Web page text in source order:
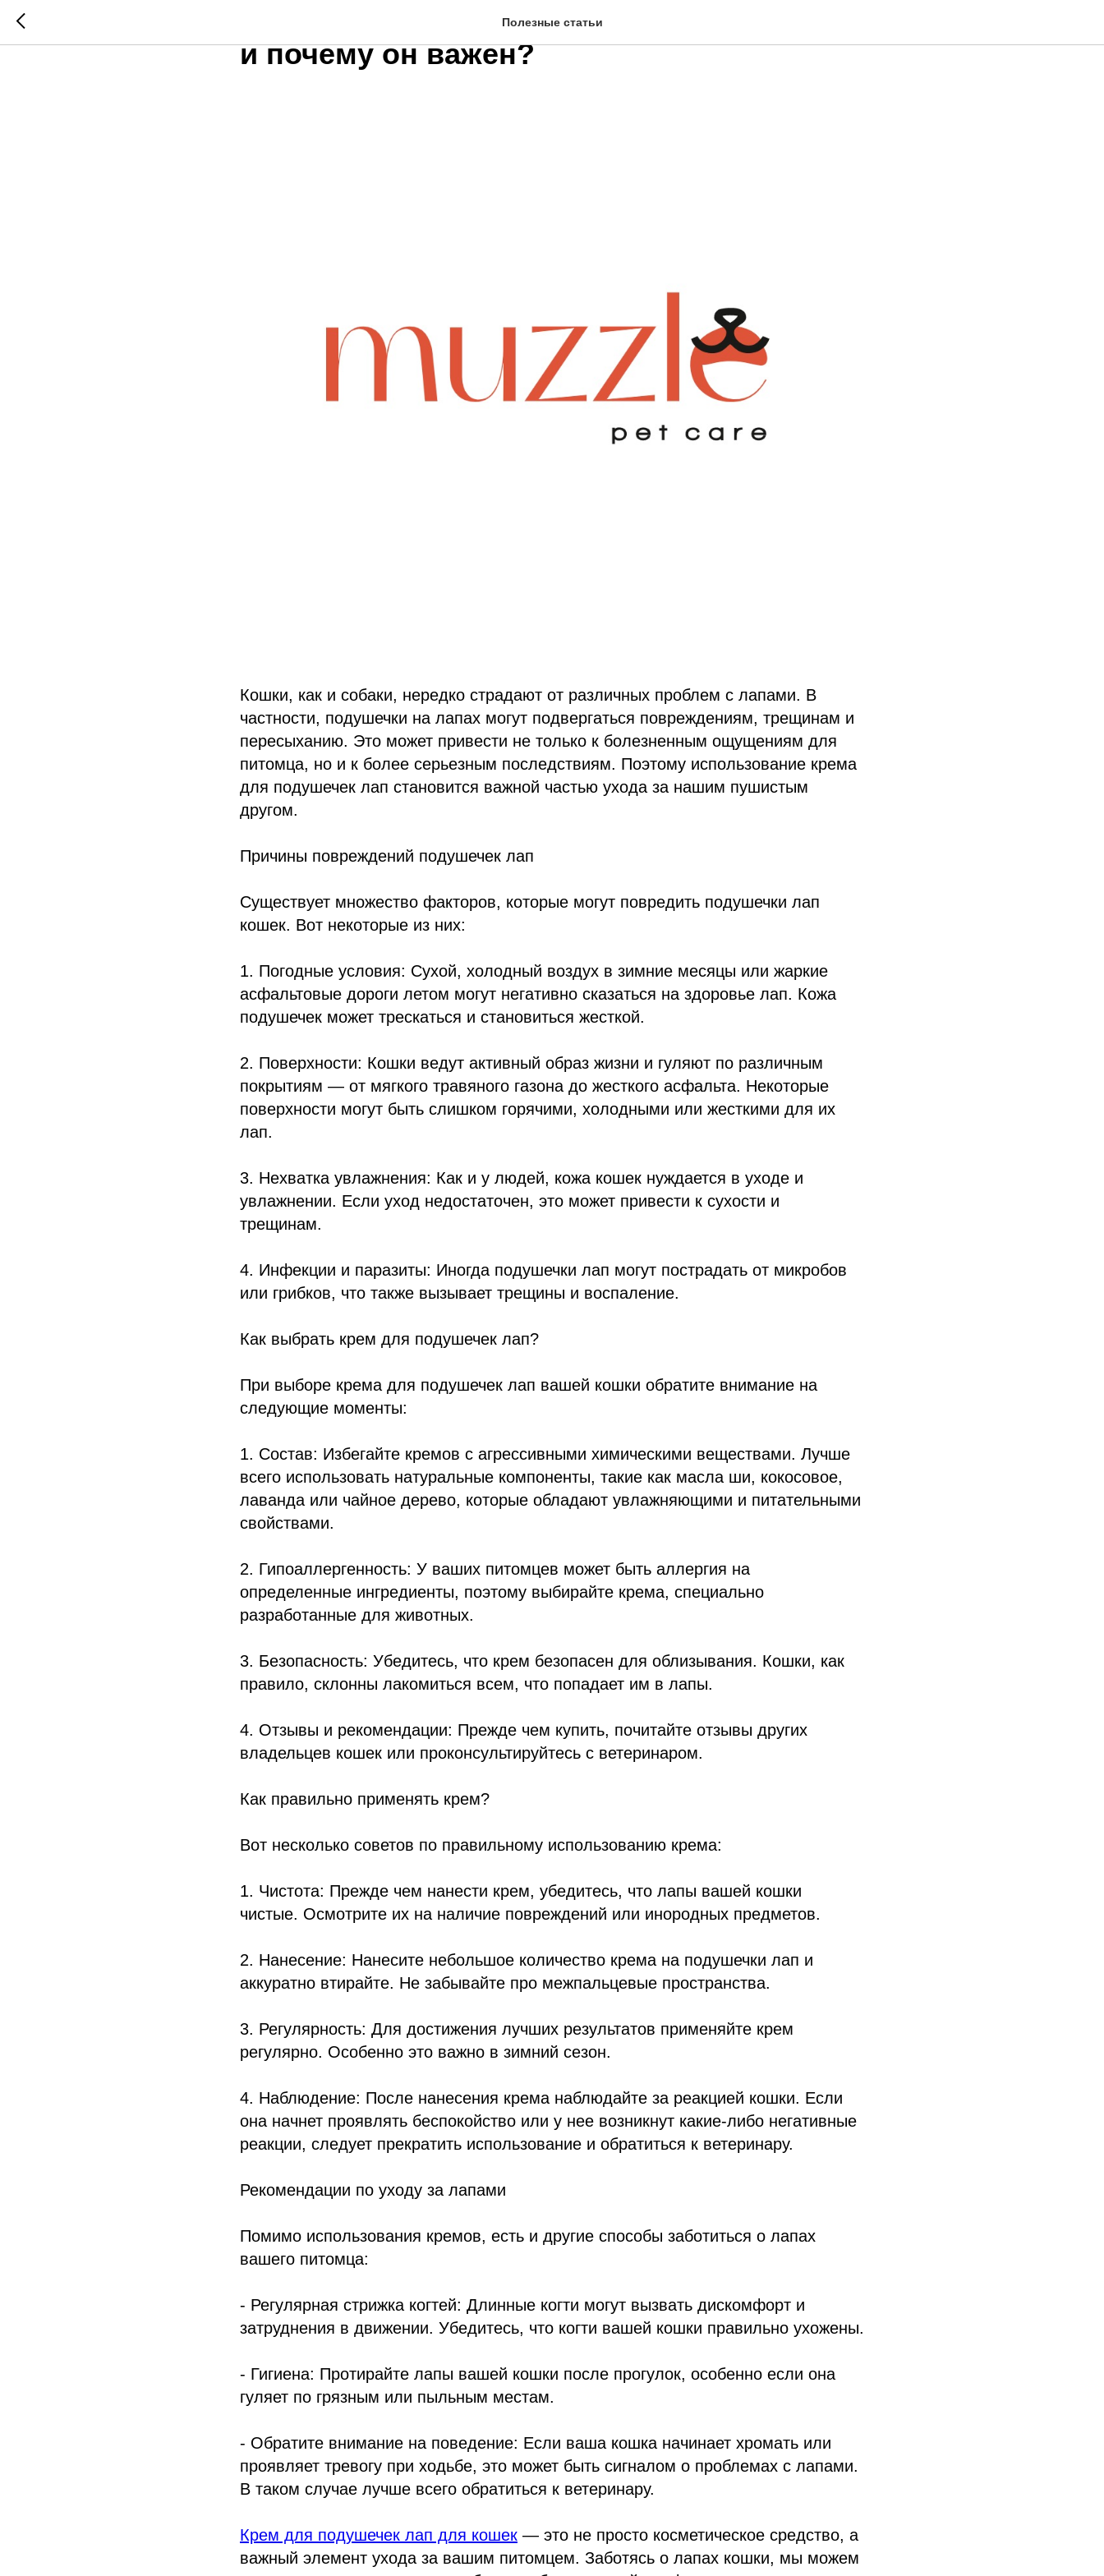
Полезные статьи
Что такое крем для подушечек лап кошек
и почему он важен?
Кошки, как и собаки, нередко страдают от различных проблем с лапами. В
частности, подушечки на лапах могут подвергаться повреждениям, трещинам и
пересыханию. Это может привести не только к болезненным ощущениям для
питомца, но и к более серьезным последствиям. Поэтому использование крема
для подушечек лап становится важной частью ухода за нашим пушистым
другом.
Причины повреждений подушечек лап
Существует множество факторов, которые могут повредить подушечки лап
кошек. Вот некоторые из них:
1. Погодные условия: Сухой, холодный воздух в зимние месяцы или жаркие
асфальтовые дороги летом могут негативно сказаться на здоровье лап. Кожа
подушечек может трескаться и становиться жесткой.
2. Поверхности: Кошки ведут активный образ жизни и гуляют по различным
покрытиям — от мягкого травяного газона до жесткого асфальта. Некоторые
поверхности могут быть слишком горячими, холодными или жесткими для их
лап.
3. Нехватка увлажнения: Как и у людей, кожа кошек нуждается в уходе и
увлажнении. Если уход недостаточен, это может привести к сухости и
трещинам.
4. Инфекции и паразиты: Иногда подушечки лап могут пострадать от микробов
или грибков, что также вызывает трещины и воспаление.
Как выбрать крем для подушечек лап?
При выборе крема для подушечек лап вашей кошки обратите внимание на
следующие моменты:
1. Состав: Избегайте кремов с агрессивными химическими веществами. Лучше
всего использовать натуральные компоненты, такие как масла ши, кокосовое,
лаванда или чайное дерево, которые обладают увлажняющими и питательными
свойствами.
2. Гипоаллергенность: У ваших питомцев может быть аллергия на
определенные ингредиенты, поэтому выбирайте крема, специально
разработанные для животных.
3. Безопасность: Убедитесь, что крем безопасен для облизывания. Кошки, как
правило, склонны лакомиться всем, что попадает им в лапы.
4. Отзывы и рекомендации: Прежде чем купить, почитайте отзывы других
владельцев кошек или проконсультируйтесь с ветеринаром.
Как правильно применять крем?
Вот несколько советов по правильному использованию крема:
1. Чистота: Прежде чем нанести крем, убедитесь, что лапы вашей кошки
чистые. Осмотрите их на наличие повреждений или инородных предметов.
2. Нанесение: Нанесите небольшое количество крема на подушечки лап и
аккуратно втирайте. Не забывайте про межпальцевые пространства.
3. Регулярность: Для достижения лучших результатов применяйте крем
регулярно. Особенно это важно в зимний сезон.
4. Наблюдение: После нанесения крема наблюдайте за реакцией кошки. Если
она начнет проявлять беспокойство или у нее возникнут какие-либо негативные
реакции, следует прекратить использование и обратиться к ветеринару.
Рекомендации по уходу за лапами
Помимо использования кремов, есть и другие способы заботиться о лапах
вашего питомца:
- Регулярная стрижка когтей: Длинные когти могут вызвать дискомфорт и
затруднения в движении. Убедитесь, что когти вашей кошки правильно ухожены.
- Гигиена: Протирайте лапы вашей кошки после прогулок, особенно если она
гуляет по грязным или пыльным местам.
- Обратите внимание на поведение: Если ваша кошка начинает хромать или
проявляет тревогу при ходьбе, это может быть сигналом о проблемах с лапами.
В таком случае лучше всего обратиться к ветеринару.
Крем для подушечек лап для кошек — это не просто косметическое средство, а
важный элемент ухода за вашим питомцем. Заботясь о лапах кошки, мы можем